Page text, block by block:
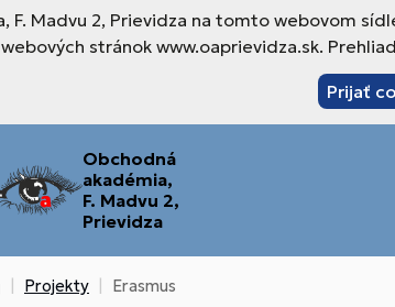
F. Madvu 2, Prievidza na tomto webovom
stránok www.oaprievidza.sk.
Prijať
Obchodná
akadémia,
F. Madvu 2,
Prievidza
Projekty Erasmus